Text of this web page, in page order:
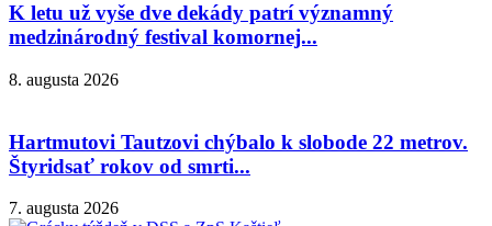
K letu už vyše dve dekády patrí významný
medzinárodný festival komornej...
8. augusta 2026
Hartmutovi Tautzovi chýbalo k slobode 22 metrov.
Štyridsať rokov od smrti...
7. augusta 2026